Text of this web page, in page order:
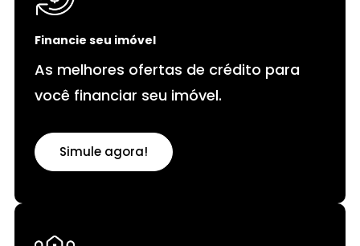
Financie seu imóvel
As melhores ofertas de crédito para
você financiar seu imóvel.
Simule agora!